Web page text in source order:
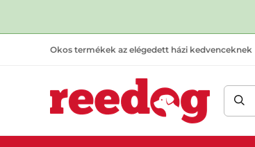
Okos termékek az elégedett házi kedvenceknek